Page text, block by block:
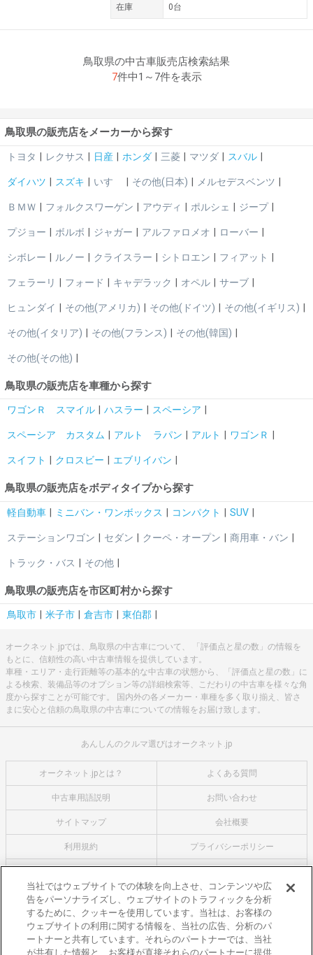
在庫 0台
鳥取県の中古車販売店検索結果
7件中1～7件を表示
鳥取県の販売店をメーカーから探す
トヨタ レクサス 日産 ホンダ 三菱 マツダ スバル
ダイハツ スズキ いすゞ その他(日本) メルセデスベンツ
ＢＭＷ フォルクスワーゲン アウディ ポルシェ ジープ
プジョー ボルボ ジャガー アルファロメオ ローバー
シボレー ルノー クライスラー シトロエン フィアット
フェラーリ フォード キャデラック オペル サーブ
ヒュンダイ その他(アメリカ) その他(ドイツ) その他(イギリス)
その他(イタリア) その他(フランス) その他(韓国)
その他(その他)
鳥取県の販売店を車種から探す
ワゴンＲ スマイル ハスラー スペーシア
スペーシア カスタム アルト ラパン アルト ワゴンＲ
スイフト クロスビー エブリイバン
鳥取県の販売店をボディタイプから探す
軽自動車 ミニバン・ワンボックス コンパクト SUV
ステーションワゴン セダン クーペ・オープン 商用車・バン
トラック・バス その他
鳥取県の販売店を市区町村から探す
鳥取市 米子市 倉吉市 東伯郡
オークネット.jpでは、鳥取県の中古車について、 「評価点と星の数」の情報を
もとに、信頼性の高い中古車情報を提供しています。
車種・エリア・走行距離等の基本的な中古車の状態から、「評価点と星の数」に
よる検索、装備品等のオプション等の詳細検索等、こだわりの中古車を様々な角
度から探すことが可能です。 国内外の各メーカー・車種を多く取り揃え、皆さ
まに安心と信頼の鳥取県の中古車についての情報をお届け致します。
あんしんのクルマ選びはオークネット.jp
オークネット.jpとは？ よくある質問
中古車用語説明 お問い合わせ
サイトマップ 会社概要
利用規約 プライバシーポリシー
オークネットのその他のサービス
バイク関連サービス
中古バイクを探すならバイクの窓口
当社ではウェブサイトでの体験を向上させ、コンテンツや広
告をパーソナライズし、ウェブサイトのトラフィックを分析
するために、クッキーを使用しています。当社は、お客様の
ウェブサイトの利用に関する情報を、当社の広告、分析のパ
ートナーと共有しています。それらのパートナーでは、当社
が共有した情報と、お客様が直接それらのパートナーに提供